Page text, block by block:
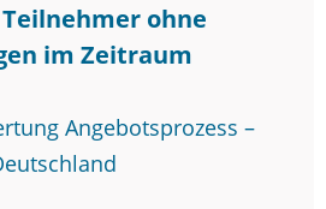
ohne
im Zeitraum
Angebotsprozess –